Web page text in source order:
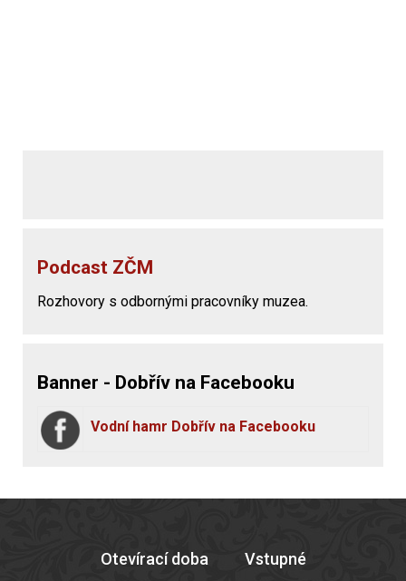
Podcast ZČM
Rozhovory s odbornými pracovníky muzea.
Banner - Dobřív na Facebooku
Vodní hamr Dobřív na Facebooku
Otevírací doba
Vstupné